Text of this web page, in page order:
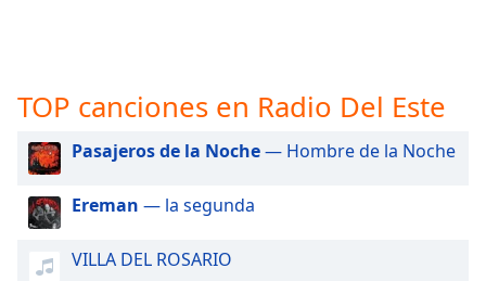
subtitles
selected
Audio
Track
in-
TOP canciones en Radio Del Este
Pasajeros de la Noche— Hombre de la Noche
Ereman — la segunda
VILLA DEL ROSARIO